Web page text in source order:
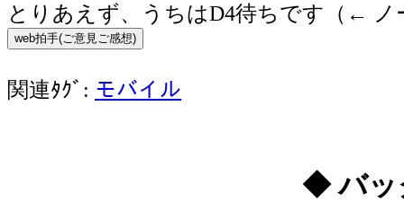
とりあえず、うちはD4待ちです（← ノ
関連ﾀｸﾞ: モバイル
◆ バッ